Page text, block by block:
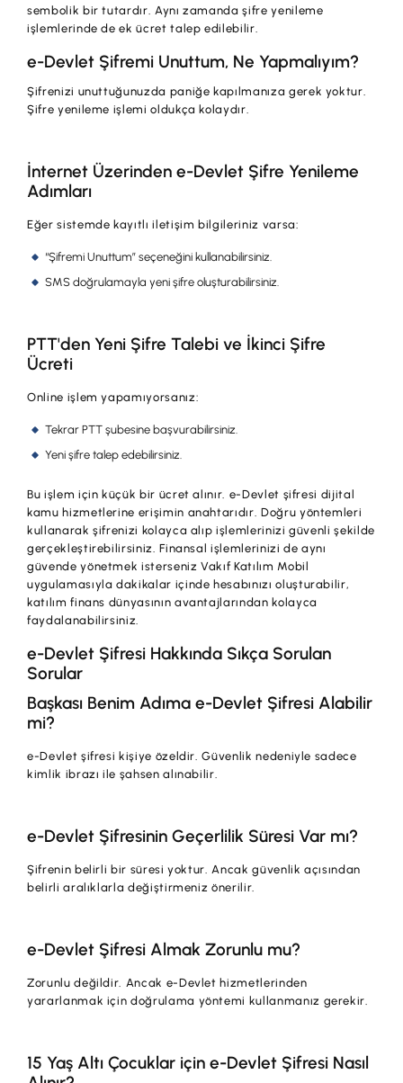
sembolik bir tutardır. Aynı zamanda şifre yenileme
işlemlerinde de ek ücret talep edilebilir.
e-Devlet Şifremi Unuttum, Ne Yapmalıyım?
Şifrenizi unuttuğunuzda paniğe kapılmanıza gerek yoktur.
Şifre yenileme işlemi oldukça kolaydır.
İnternet Üzerinden e-Devlet Şifre Yenileme
Adımları
Eğer sistemde kayıtlı iletişim bilgileriniz varsa:
“Şifremi Unuttum” seçeneğini kullanabilirsiniz.
SMS doğrulamayla yeni şifre oluşturabilirsiniz.
PTT'den Yeni Şifre Talebi ve İkinci Şifre
Ücreti
Online işlem yapamıyorsanız:
Tekrar PTT şubesine başvurabilirsiniz.
Yeni şifre talep edebilirsiniz.
Bu işlem için küçük bir ücret alınır. e-Devlet şifresi dijital
kamu hizmetlerine erişimin anahtarıdır. Doğru yöntemleri
kullanarak şifrenizi kolayca alıp işlemlerinizi güvenli şekilde
gerçekleştirebilirsiniz. Finansal işlemlerinizi de aynı
güvende yönetmek isterseniz Vakıf Katılım Mobil
uygulamasıyla dakikalar içinde hesabınızı oluşturabilir,
katılım finans dünyasının avantajlarından kolayca
faydalanabilirsiniz.
e-Devlet Şifresi Hakkında Sıkça Sorulan
Sorular
Başkası Benim Adıma e-Devlet Şifresi Alabilir
mi?
e-Devlet şifresi kişiye özeldir. Güvenlik nedeniyle sadece
kimlik ibrazı ile şahsen alınabilir.
e-Devlet Şifresinin Geçerlilik Süresi Var mı?
Şifrenin belirli bir süresi yoktur. Ancak güvenlik açısından
belirli aralıklarla değiştirmeniz önerilir.
e-Devlet Şifresi Almak Zorunlu mu?
Zorunlu değildir. Ancak e-Devlet hizmetlerinden
yararlanmak için doğrulama yöntemi kullanmanız gerekir.
15 Yaş Altı Çocuklar için e-Devlet Şifresi Nasıl